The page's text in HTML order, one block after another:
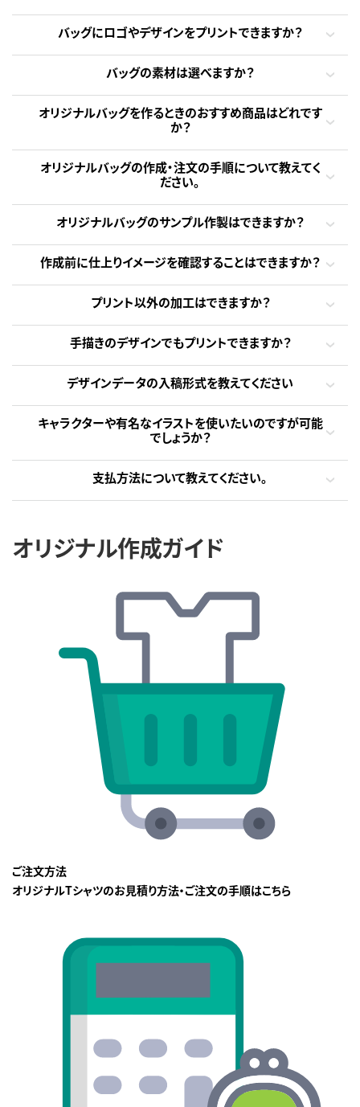
バッグにロゴやデザインをプリントできますか？
バッグの素材は選べますか？
オリジナルバッグを作るときのおすすめ商品はどれです
か？
オリジナルバッグの作成・注文の手順について教えてく
ださい。
オリジナルバッグのサンプル作製はできますか？
作成前に仕上りイメージを確認することはできますか？
プリント以外の加工はできますか？
手描きのデザインでもプリントできますか？
デザインデータの入稿形式を教えてください
キャラクターや有名なイラストを使いたいのですが可能
でしょうか？
支払方法について教えてください。
オリジナル作成ガイド
ご注文方法
オリジナルTシャツのお見積り方法・ご注文の手順はこちら